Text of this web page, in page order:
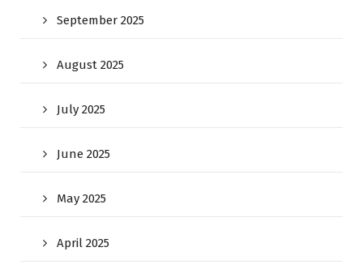
September 2025
August 2025
July 2025
June 2025
May 2025
April 2025